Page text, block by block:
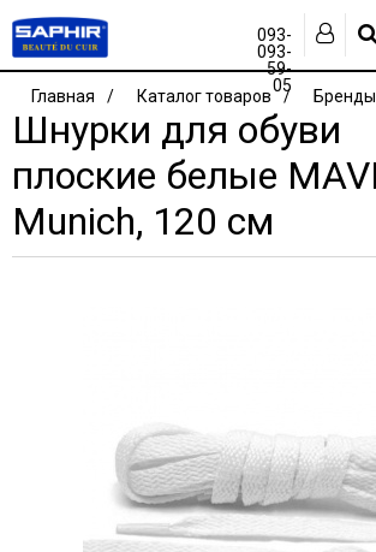
093-
093-
59-
05
Главная Каталог товаров Бренды
Шнурки для обуви
плоские белые
Munich, 120 см